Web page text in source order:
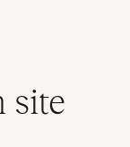
site